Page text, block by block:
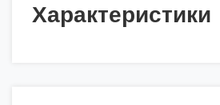
Характеристики